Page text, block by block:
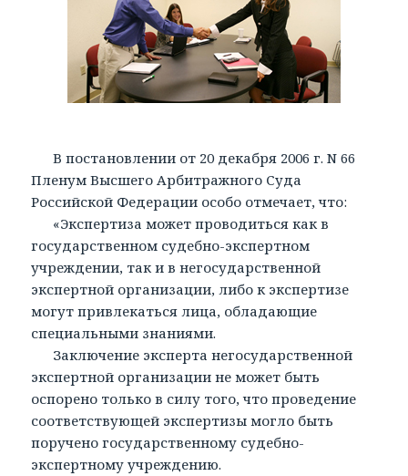
В постановлении от 20 декабря 2006 г. N 66
Пленум Высшего Арбитражного Суда
Российской Федерации особо отмечает, что:
«Экспертиза может проводиться как в
государственном судебно-экспертном
учреждении, так и в негосударственной
экспертной организации, либо к экспертизе
могут привлекаться лица, обладающие
специальными знаниями.
Заключение эксперта негосударственной
экспертной организации не может быть
оспорено только в силу того, что проведение
соответствующей экспертизы могло быть
поручено государственному судебно-
экспертному учреждению.